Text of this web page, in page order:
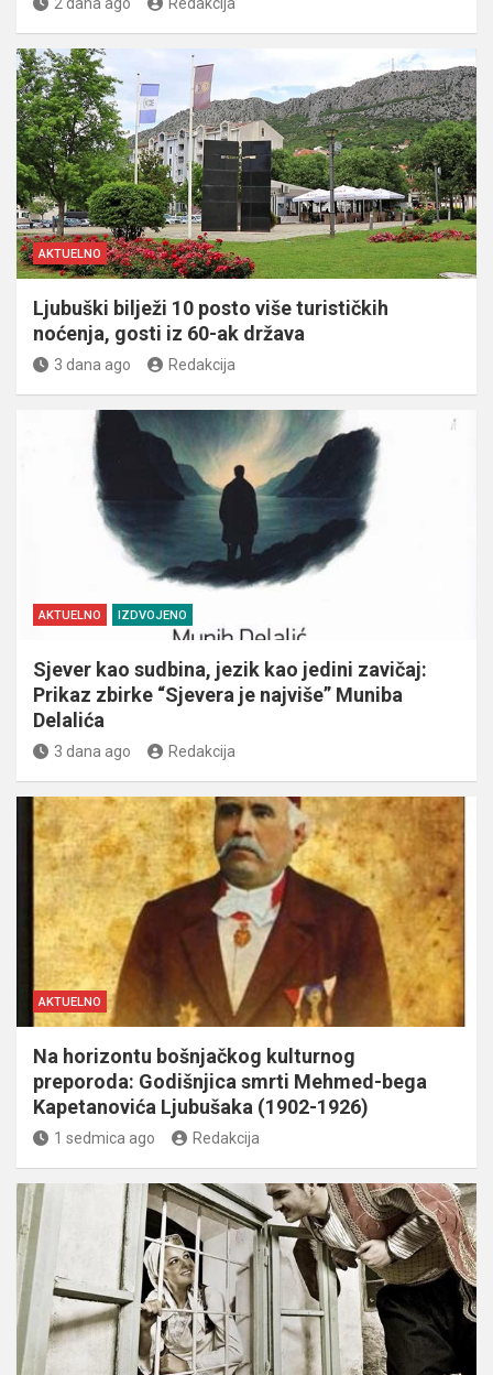
AKTUELNO
Ljubuški bilježi 10 posto više turističkih
noćenja, gosti iz 60-ak država
3 dana ago Redakcija
AKTUELNO IZDVOJENO
Sjever kao sudbina, jezik kao jedini zavičaj:
Prikaz zbirke “Sjevera je najviše” Muniba
Delalića
3 dana ago Redakcija
AKTUELNO
Na horizontu bošnjačkog kulturnog
preporoda: Godišnjica smrti Mehmed-bega
Kapetanovića Ljubušaka (1902-1926)
1 sedmica ago Redakcija